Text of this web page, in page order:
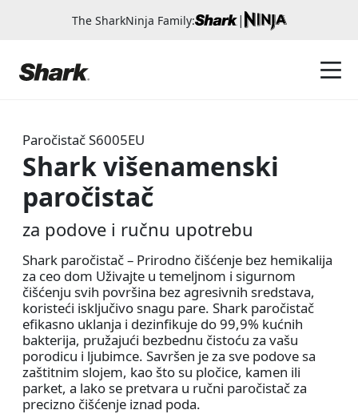
The SharkNinja Family: |
ParočistačS6005EU
Shark višenamenski
paročistač
za podove i ručnu upotrebu
Shark paročistač – Prirodno čišćenje bez hemikalija
za ceo dom Uživajte u temeljnom i sigurnom
čišćenju svih površina bez agresivnih sredstava,
koristeći isključivo snagu pare. Shark paročistač
efikasno uklanja i dezinfikuje do 99,9% kućnih
bakterija, pružajući bezbednu čistoću za vašu
porodicu i ljubimce. Savršen je za sve podove sa
zaštitnim slojem, kao što su pločice, kamen ili
parket, a lako se pretvara u ručni paročistač za
precizno čišćenje iznad poda.